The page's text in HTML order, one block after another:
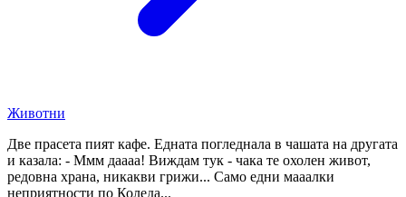
Животни
Две прасета пият кафе. Едната погледнала в чашата на другата
и казала: - Ммм даааа! Виждам тук - чака те охолен живот,
редовна храна, никакви грижи... Само едни мааалки
неприятности по Коледа...